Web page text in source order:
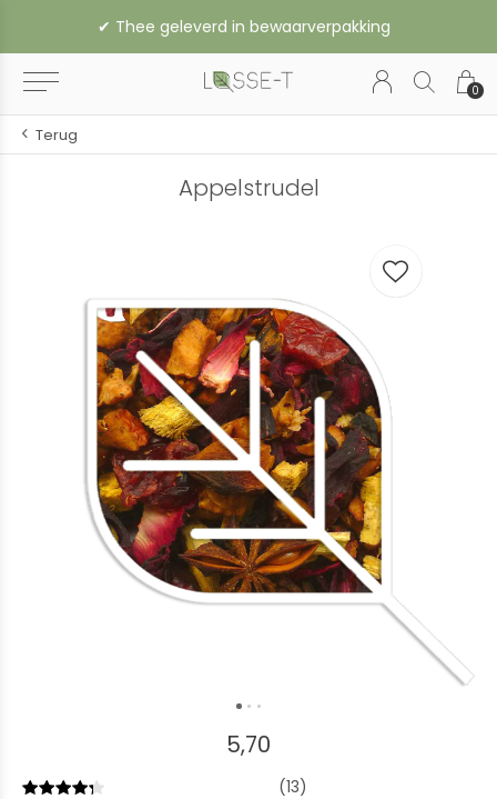
0
✔︎ Thee geleverd in bewaarverpakking
Terug
Appelstrudel
5,70
(13)